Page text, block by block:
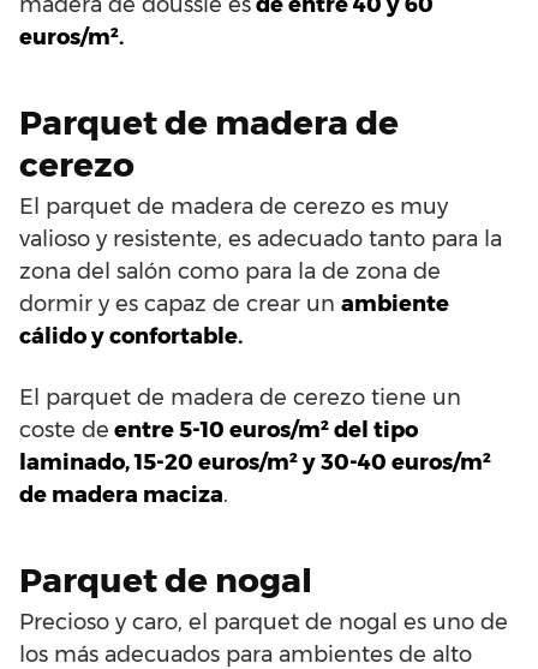
euros/m².
Parquet de madera de
cerezo
El parquet de madera de cerezo es muy
valioso y resistente, es adecuado tanto para la
zona del salón como para la de zona de
dormir y es capaz de crear un ambiente
cálido y confortable.
El parquet de madera de cerezo tiene un
coste de entre 5-10 euros/m² del tipo
laminado, 15-20 euros/m² y 30-40 euros/m²
de madera maciza.
Parquet de nogal
Precioso y caro, el parquet de nogal es uno de
los más adecuados para ambientes de alto